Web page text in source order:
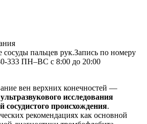
пальцев рук.Запись по номеру
333 ПН–ВС с 8:00 до 20:00
вен верхних конечностей —
исследования
сосудистого происхождения.
рекомендациях как основной